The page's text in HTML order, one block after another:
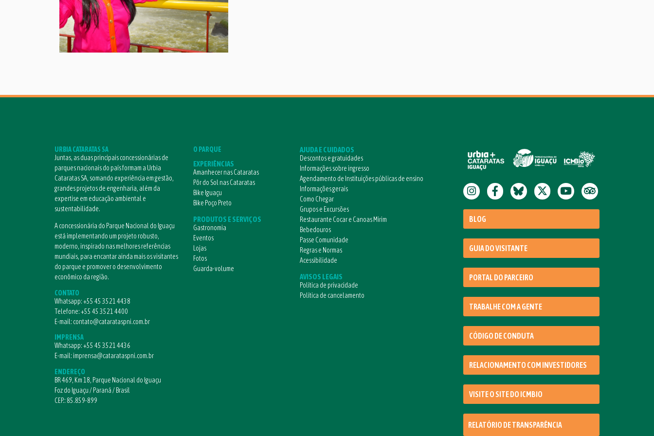
URBIA CATARATAS SA
Juntas, as duas principais concessionárias de
parques nacionais do país formam a Urbia
Cataratas SA, somando experiência em gestão,
grandes projetos de engenharia, além da
expertise em educação ambiental e
sustentabilidade.
A concessionária do Parque Nacional do Iguaçu
está implementando um projeto robusto,
moderno, inspirado nas melhores referências
mundiais, para encantar ainda mais os visitantes
do parque e promover o desenvolvimento
econômico da região.
CONTATO
Whatsapp:+55 45 3521 4438
Telefone:+55 45 3521 4400
E-mail: contato@catarataspni.com.br
IMPRENSA
Whatsapp:+55 45 3521 4436
E-mail: imprensa@catarataspni.com.br
ENDEREÇO
BR 469, Km 18, Parque Nacional do Iguaçu
Foz do Iguaçu / Paraná / Brasil
CEP.: 85.859-899
O PARQUE
EXPERIÊNCIAS
Amanhecer nas Cataratas
Pôr do Sol nas Cataratas
Bike Iguaçu
Bike Poço Preto
PRODUTOS E SERVIÇOS
Gastronomia
Eventos
Lojas
Fotos
Guarda-volume
AJUDA E CUIDADOS
Descontos e gratuidades
Informações sobre ingresso
Agendamento de Instituições públicas de ensino
Informações gerais
Como Chegar
Grupos e Excursões
Restaurante Cocar e Canoas Mirim
Bebedouros
Passe Comunidade
Regras e Normas
Acessibilidade
AVISOS LEGAIS
Política de privacidade
Política de cancelamento
BLOG
GUIA DO VISITANTE
PORTAL DO PARCEIRO
TRABALHE COM A GENTE
CÓDIGO DE CONDUTA
RELACIONAMENTO COM INVESTIDORES
VISITE O SITE DO ICMBIO
RELATÓRIO DE TRANSPARÊNCIA